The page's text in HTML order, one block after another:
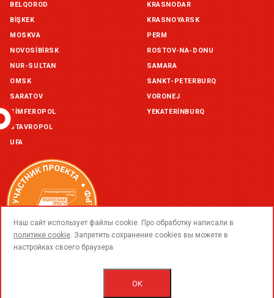
Склад ГП и товаров (г. Воронеж, ул. Красный Октябрь, 1а, )
in stock:not in stock
Склад Екатеринбург (г. Екатеринбург, ул. Бисертская, д.1)
in stock:not in stock
Склад Казань (г. Казань, ул. Родины, д. 2)
in stock:not in stock
Склад Уфа (г. Уфа, ул. Центральная, д. 19Б )
in stock:not in stock
BELQOROD
BIŞKEK
KRASNODAR
KRASNOYARSK
MOSKVA
NOVOSIBIRSK
NUR-SULTAN
OMSK
PERM
ROSTOV-NA-DONU
SAMARA
SANKT-PETERBURQ
SARATOV
SIMFEROPOL
STAVROPOL
UFA
VORONEJ
YEKATERINBURQ
© 2015-2020 «PerfoGrad» MMC.
call
Наш сайт использует файлы cookie. Про обработку написали в
политике cookie. Запретить сохранение cookies вы можете в
настройках своего браузера.
OK